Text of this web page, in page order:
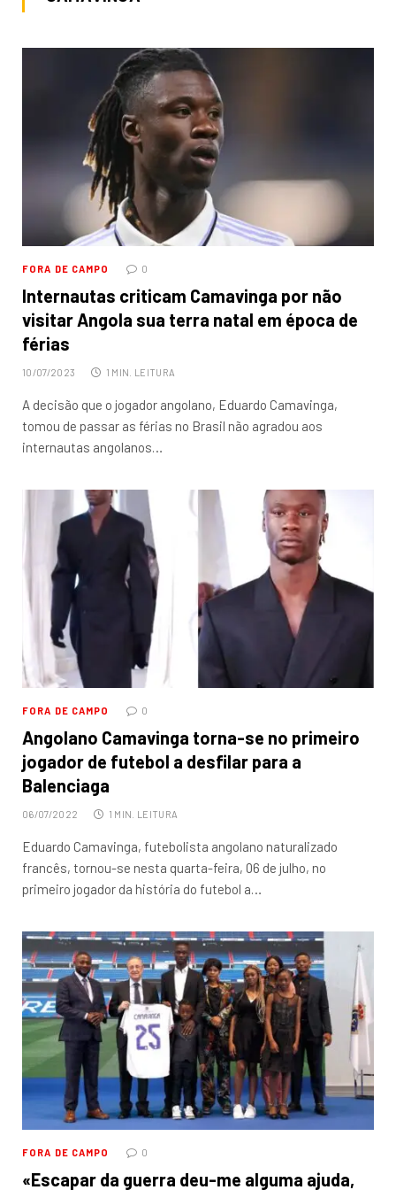
FORA DE CAMPO 0
Internautas criticam Camavinga por não
visitar Angola sua terra natal em época de
férias
10/07/2023 1 MIN. LEITURA
A decisão que o jogador angolano, Eduardo Camavinga,
tomou de passar as férias no Brasil não agradou aos
internautas angolanos…
FORA DE CAMPO 0
Angolano Camavinga torna-se no primeiro
jogador de futebol a desfilar para a
Balenciaga
06/07/2022 1 MIN. LEITURA
Eduardo Camavinga, futebolista angolano naturalizado
francês, tornou-se nesta quarta-feira, 06 de julho, no
primeiro jogador da história do futebol a…
FORA DE CAMPO 0
«Escapar da guerra deu-me alguma ajuda,